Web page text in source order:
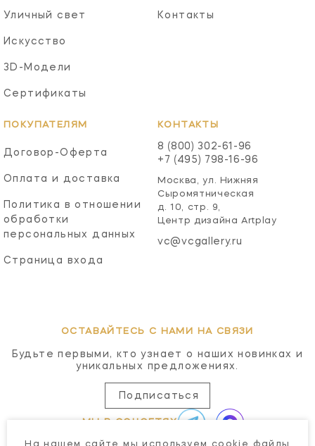
Уличный свет
Искусство
3D-Модели
Сертификаты
Контакты
ПОКУПАТЕЛЯМ
Договор-Оферта
Оплата и доставка
Политика в отношении
обработки
персональных данных
Страница входа
КОНТАКТЫ
8 (800) 302-61-96
+7 (495) 798-16-96
Москва, ул. Нижняя
Сыромятническая
д. 10, стр. 9,
Центр дизайна Artplay
vc@vcgallery.ru
ОСТАВАЙТЕСЬ С НАМИ НА СВЯЗИ
Будьте первыми, кто узнает о наших новинках и
уникальных предложениях.
Подписаться
МЫ В СОЦСЕТЯХ